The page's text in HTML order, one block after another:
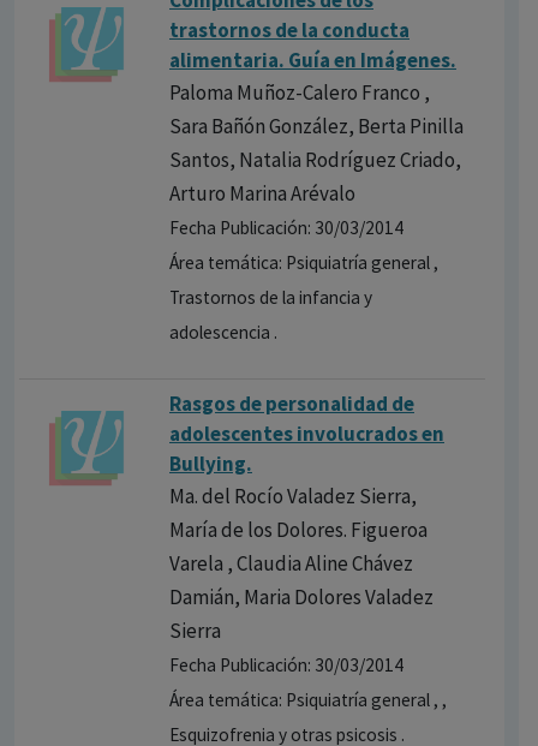
trastornos de la conducta
alimentari​a. Guía en Imágenes.
Paloma Muñoz-Calero Franco ,
Sara Bañón González, Berta Pinilla
Santos, Natalia Rodríguez Criado,
Arturo Marina Arévalo
Fecha Publicación: 30/03/2014
Área temática: Psiquiatría general ,
Trastornos de la infancia y
adolescencia .
Rasgos de personalidad de
adolescentes involucrados en
Bullying.
Ma. del Rocío Valadez Sierra,
María de los Dolores. Figueroa
Varela , Claudia Aline Chávez
Damián, Maria Dolores Valadez
Sierra
Fecha Publicación: 30/03/2014
Área temática: Psiquiatría general , ,
Esquizofrenia y otras psicosis .